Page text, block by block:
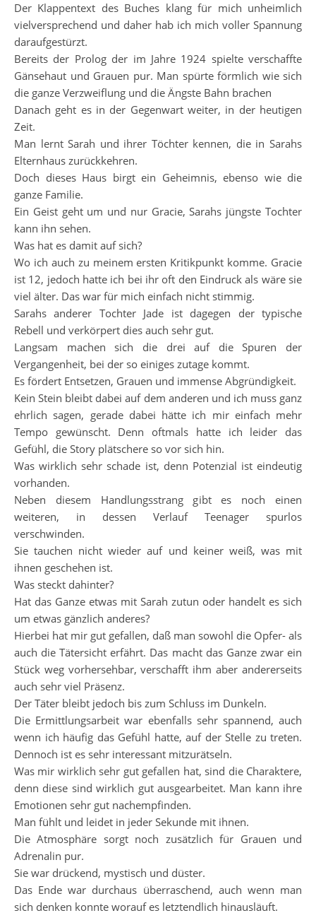
Der Klappentext des Buches klang für mich unheimlich
vielversprechend und daher hab ich mich voller Spannung
daraufgestürzt.
Bereits der Prolog der im Jahre 1924 spielte verschaffte
Gänsehaut und Grauen pur. Man spürte förmlich wie sich
die ganze Verzweiflung und die Ängste Bahn brachen
Danach geht es in der Gegenwart weiter, in der heutigen
Zeit.
Man lernt Sarah und ihrer Töchter kennen, die in Sarahs
Elternhaus zurückkehren.
Doch dieses Haus birgt ein Geheimnis, ebenso wie die
ganze Familie.
Ein Geist geht um und nur Gracie, Sarahs jüngste Tochter
kann ihn sehen.
Was hat es damit auf sich?
Wo ich auch zu meinem ersten Kritikpunkt komme. Gracie
ist 12, jedoch hatte ich bei ihr oft den Eindruck als wäre sie
viel älter. Das war für mich einfach nicht stimmig.
Sarahs anderer Tochter Jade ist dagegen der typische
Rebell und verkörpert dies auch sehr gut.
Langsam machen sich die drei auf die Spuren der
Vergangenheit, bei der so einiges zutage kommt.
Es fördert Entsetzen, Grauen und immense Abgründigkeit.
Kein Stein bleibt dabei auf dem anderen und ich muss ganz
ehrlich sagen, gerade dabei hätte ich mir einfach mehr
Tempo gewünscht. Denn oftmals hatte ich leider das
Gefühl, die Story plätschere so vor sich hin.
Was wirklich sehr schade ist, denn Potenzial ist eindeutig
vorhanden.
Neben diesem Handlungsstrang gibt es noch einen
weiteren, in dessen Verlauf Teenager spurlos
verschwinden.
Sie tauchen nicht wieder auf und keiner weiß, was mit
ihnen geschehen ist.
Was steckt dahinter?
Hat das Ganze etwas mit Sarah zutun oder handelt es sich
um etwas gänzlich anderes?
Hierbei hat mir gut gefallen, daß man sowohl die Opfer- als
auch die Tätersicht erfährt. Das macht das Ganze zwar ein
Stück weg vorhersehbar, verschafft ihm aber andererseits
auch sehr viel Präsenz.
Der Täter bleibt jedoch bis zum Schluss im Dunkeln.
Die Ermittlungsarbeit war ebenfalls sehr spannend, auch
wenn ich häufig das Gefühl hatte, auf der Stelle zu treten.
Dennoch ist es sehr interessant mitzurätseln.
Was mir wirklich sehr gut gefallen hat, sind die Charaktere,
denn diese sind wirklich gut ausgearbeitet. Man kann ihre
Emotionen sehr gut nachempfinden.
Man fühlt und leidet in jeder Sekunde mit ihnen.
Die Atmosphäre sorgt noch zusätzlich für Grauen und
Adrenalin pur.
Sie war drückend, mystisch und düster.
Das Ende war durchaus überraschend, auch wenn man
sich denken konnte worauf es letztendlich hinausläuft.